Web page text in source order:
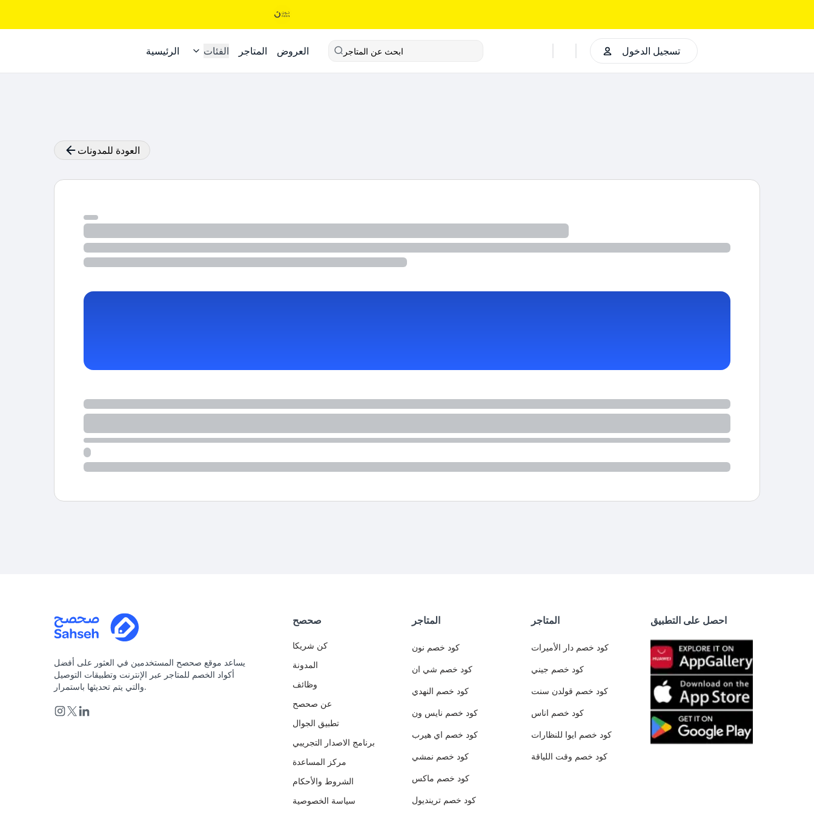
الرئيسية الفئات المتاجر العروض ابحث عن المتاجر تسجيل الدخول
العودة للمدونات
يساعد موقع صحصح المستخدمين في العثور على أفضل
أكواد الخصم للمتاجر عبر الإنترنت وتطبيقات التوصيل
والتي يتم تحديثها باستمرار.
صحصح
كن شريكا
المدونة
وظائف
عن صحصح
تطبيق الجوال
برنامج الاصدار التجريبي
مركز المساعدة
الشروط والأحكام
سياسة الخصوصية
المتاجر
كود خصم نون
كود خصم شي ان
كود خصم النهدي
كود خصم نايس ون
كود خصم اي هيرب
كود خصم نمشي
كود خصم ماكس
كود خصم ترينديول
المتاجر
كود خصم دار الأميرات
كود خصم جيني
كود خصم قولدن سنت
كود خصم اناس
كود خصم ايوا للنظارات
كود خصم وقت اللياقة
احصل على التطبيق